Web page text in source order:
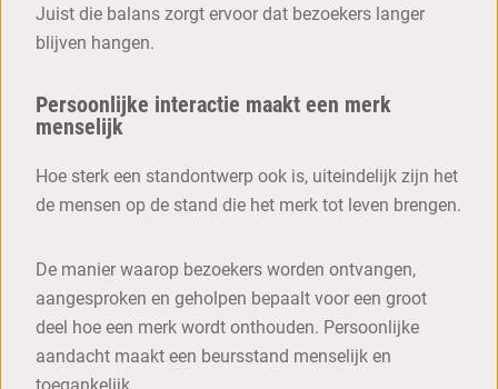
Juist die balans zorgt ervoor dat bezoekers langer
blijven hangen.
Persoonlijke interactie maakt een merk
menselijk
Hoe sterk een standontwerp ook is, uiteindelijk zijn het
de mensen op de stand die het merk tot leven brengen.
De manier waarop bezoekers worden ontvangen,
aangesproken en geholpen bepaalt voor een groot
deel hoe een merk wordt onthouden. Persoonlijke
aandacht maakt een beursstand menselijk en
toegankelijk.